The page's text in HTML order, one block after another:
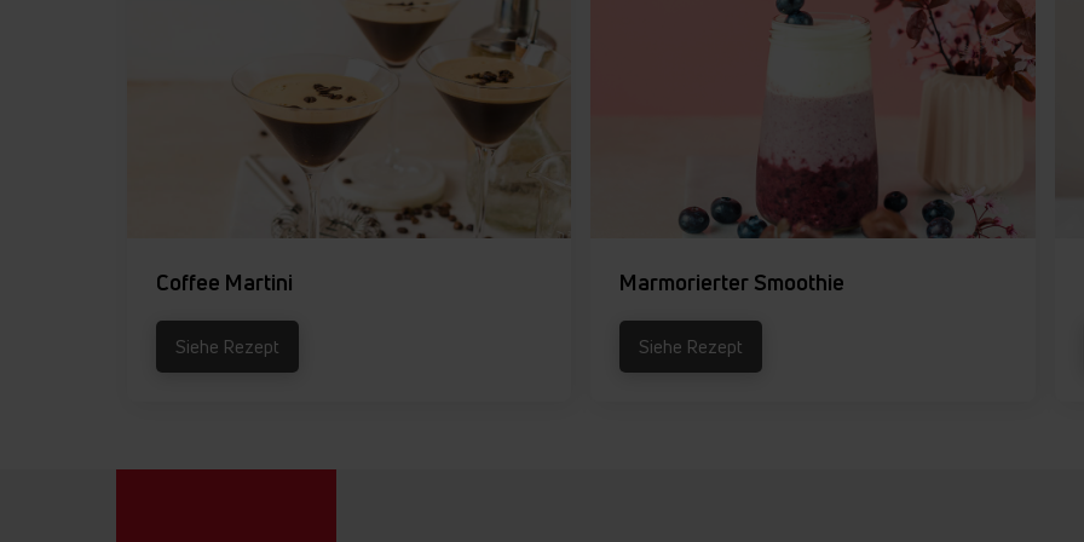
Coffee Martini
Siehe Rezept
Marmorierter Smoothie
Siehe Rezept